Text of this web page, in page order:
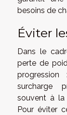
besoins de
Éviter
Dans le
perte de
surcharge
souvent à la
Pour éviter